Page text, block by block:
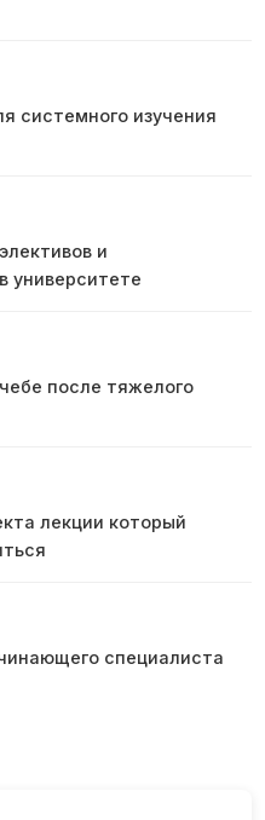
системного изучения
и
университете
после тяжелого
лекции который
специалиста